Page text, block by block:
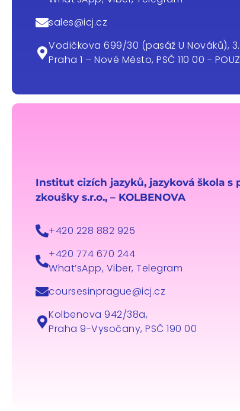
sales@icj.cz
Vodičkova 699/30 (pasáž U Nováků),
Praha 1 – Nové Město, PSČ 110 00 -
Institut cizích jazyků, jazyková škola s
zkoušky s.r.o., – KOLBENOVA
+420 228 882 925
‪+420 774 670 244‬
What’sApp, Viber, Telegram
coursesinprague@icj.cz
Kolbenova 942/38a,
Praha 9-Vysočany, PSČ 190 00